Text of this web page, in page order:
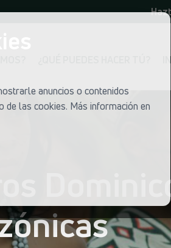
anuncios o contenidos
de las cookies. Más información en